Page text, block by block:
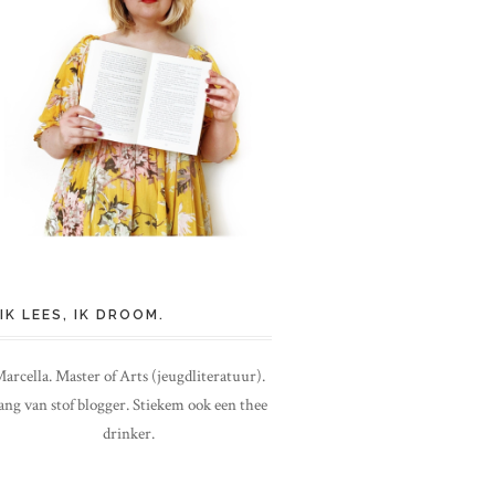
IK LEES, IK DROOM.
Master of Arts (jeugdliteratuur).
van stof blogger. Stiekem ook een thee
drinker.